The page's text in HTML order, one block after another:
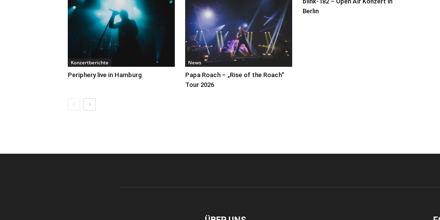
Konzertberichte
Periphery live in Hamburg
News
Papa Roach – „Rise of the Roach“
Tour 2026
Berlin